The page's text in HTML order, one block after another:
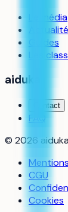
Le média
Guides
Les
aiduka
Contact
FAQ
© 2026
CGU
Cookies